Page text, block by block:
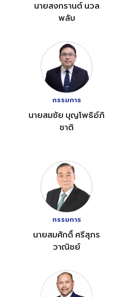
นายสงกรานต์ นวล
พลับ
กรรมการ
นายสมชัย บุญโพธิอ์ภิ
ชาติ
กรรมการ
นายสมศักดิ์ ศรีสุภร
วาณิชย์